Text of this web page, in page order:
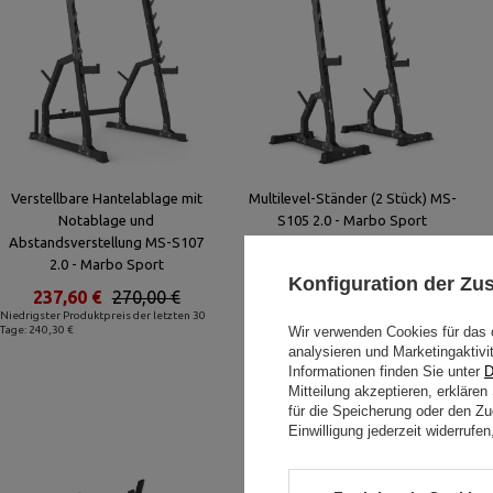
Verstellbare Hantelablage mit
Notablage und
Abstandsverstellung MS-S107
2.0 - Marbo Sport
Niedrigster Produktpreis der letzten 30
Tage: 240,30 €
270,00 €
237,60 €
Multilevel-Ständer (2 Stück) MS-
S105 2.0 - Marbo Sport
Tage: 228,73 €Konfiguration der
Wir verwenden Cookies für
analysieren und
Informationen finden Sie unter
Mitteilung akzeptieren,
für die Speicherung oder den
Einwilligung jederzeit